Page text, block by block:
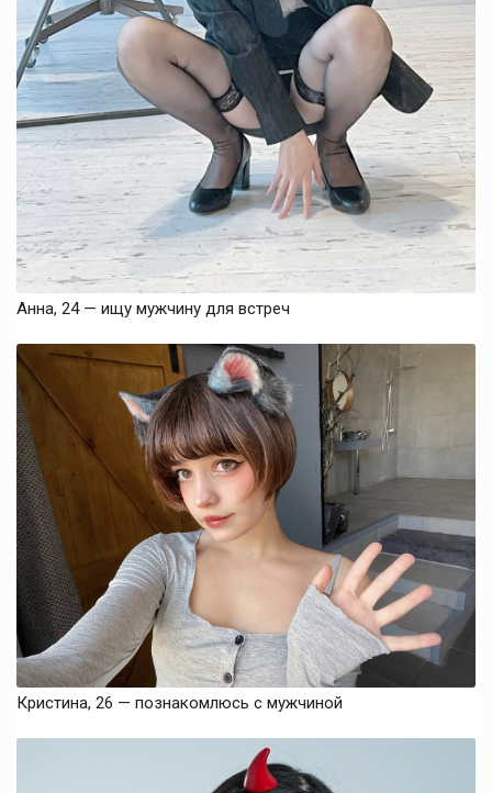
Анна, 24 — ищу мужчину для встреч
Кристина, 26 — познакомлюсь с мужчиной